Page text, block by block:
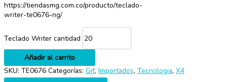
https://tiendasmg.com.co/producto/teclado-
writer-te0676-ng/
Teclado Writer cantidad
Añadir al carrito
SKU: TE0676 Categorías: Gif, Importados, Tecnologia, X4